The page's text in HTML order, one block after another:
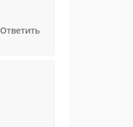
Ответить